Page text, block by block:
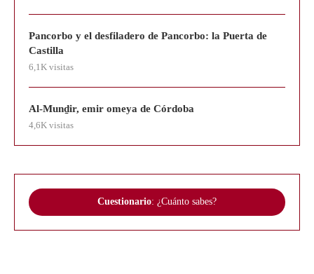
Pancorbo y el desfiladero de Pancorbo: la Puerta de
Castilla
6,1K visitas
Al-Munḏir, emir omeya de Córdoba
4,6K visitas
Cuestionario: ¿Cuánto sabes?